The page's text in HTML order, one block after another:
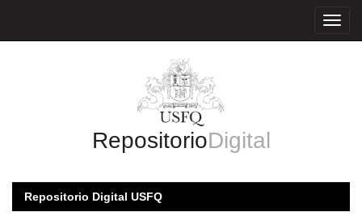
RepositorioDigital
Repositorio Digital USFQ